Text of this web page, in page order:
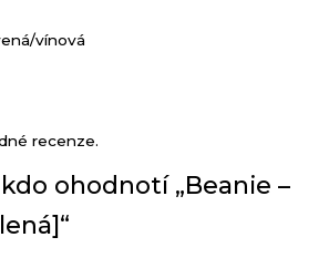
vínová
recenze.
ohodnotí „Beanie –